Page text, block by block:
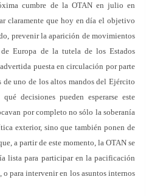
cumbre de la OTAN en julio en
claramente que hoy en día el objetivo
prevenir la aparición de movimientos
Europa de la tutela de los Estados
puesta en circulación por parte
uno de los altos mandos del Ejército
decisiones pueden esperarse este
por completo no sólo la soberanía
exterior, sino que también ponen de
a partir de este momento, la OTAN se
lista para participar en la pacificación
o para intervenir en los asuntos internos